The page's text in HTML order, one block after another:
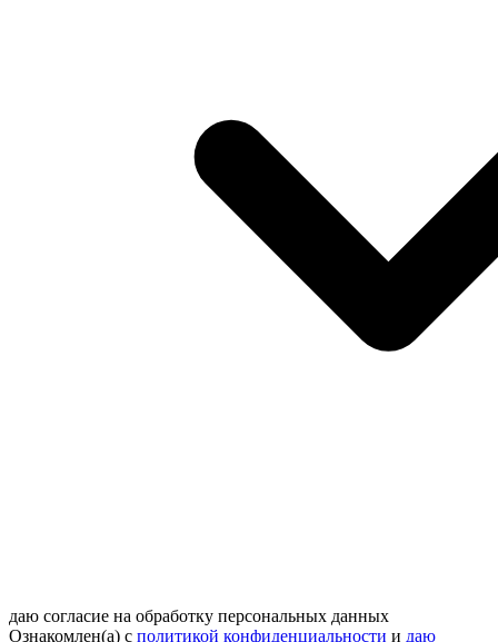
даю согласие на обработку персональных данных
Ознакомлен(а) с политикой конфиденциальности и даю